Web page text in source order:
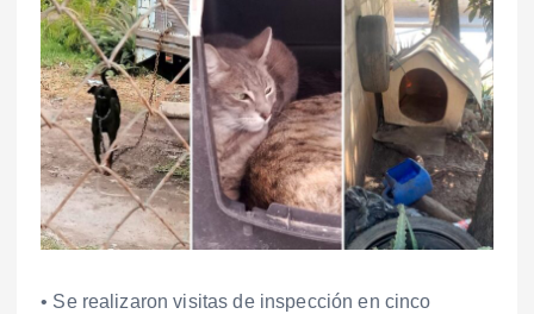
• Se realizaron visitas de inspección en cinco